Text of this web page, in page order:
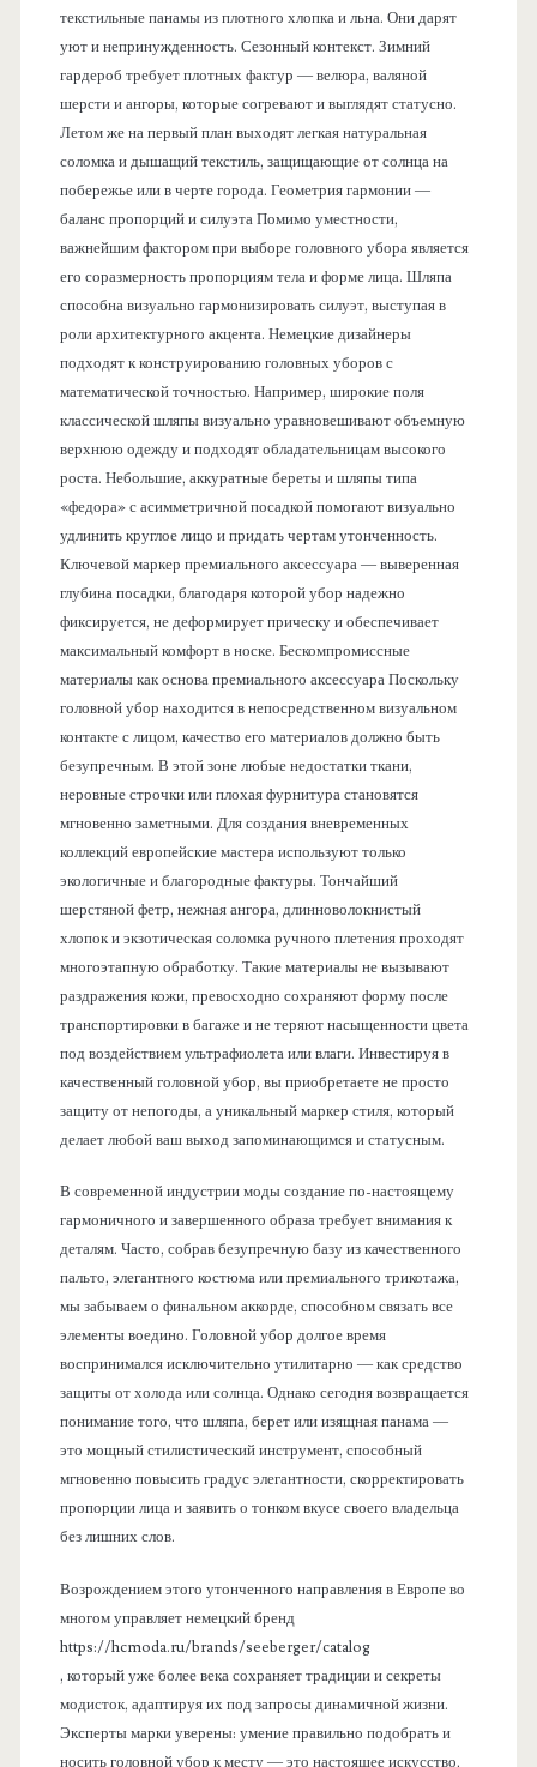
текстильные панамы из плотного хлопка и льна. Они дарят
уют и непринужденность. Сезонный контекст. Зимний
гардероб требует плотных фактур — велюра, валяной
шерсти и ангоры, которые согревают и выглядят статусно.
Летом же на первый план выходят легкая натуральная
соломка и дышащий текстиль, защищающие от солнца на
побережье или в черте города. Геометрия гармонии —
баланс пропорций и силуэта Помимо уместности,
важнейшим фактором при выборе головного убора является
его соразмерность пропорциям тела и форме лица. Шляпа
способна визуально гармонизировать силуэт, выступая в
роли архитектурного акцента. Немецкие дизайнеры
подходят к конструированию головных уборов с
математической точностью. Например, широкие поля
классической шляпы визуально уравновешивают объемную
верхнюю одежду и подходят обладательницам высокого
роста. Небольшие, аккуратные береты и шляпы типа
«федора» с асимметричной посадкой помогают визуально
удлинить круглое лицо и придать чертам утонченность.
Ключевой маркер премиального аксессуара — выверенная
глубина посадки, благодаря которой убор надежно
фиксируется, не деформирует прическу и обеспечивает
максимальный комфорт в носке. Бескомпромиссные
материалы как основа премиального аксессуара Поскольку
головной убор находится в непосредственном визуальном
контакте с лицом, качество его материалов должно быть
безупречным. В этой зоне любые недостатки ткани,
неровные строчки или плохая фурнитура становятся
мгновенно заметными. Для создания вневременных
коллекций европейские мастера используют только
экологичные и благородные фактуры. Тончайший
шерстяной фетр, нежная ангора, длинноволокнистый
хлопок и экзотическая соломка ручного плетения проходят
многоэтапную обработку. Такие материалы не вызывают
раздражения кожи, превосходно сохраняют форму после
транспортировки в багаже и не теряют насыщенности цвета
под воздействием ультрафиолета или влаги. Инвестируя в
качественный головной убор, вы приобретаете не просто
защиту от непогоды, а уникальный маркер стиля, который
делает любой ваш выход запоминающимся и статусным.
В современной индустрии моды создание по-настоящему
гармоничного и завершенного образа требует внимания к
деталям. Часто, собрав безупречную базу из качественного
пальто, элегантного костюма или премиального трикотажа,
мы забываем о финальном аккорде, способном связать все
элементы воедино. Головной убор долгое время
воспринимался исключительно утилитарно — как средство
защиты от холода или солнца. Однако сегодня возвращается
понимание того, что шляпа, берет или изящная панама —
это мощный стилистический инструмент, способный
мгновенно повысить градус элегантности, скорректировать
пропорции лица и заявить о тонком вкусе своего владельца
без лишних слов.
Возрождением этого утонченного направления в Европе во
многом управляет немецкий бренд
https://hcmoda.ru/brands/seeberger/catalog
, который уже более века сохраняет традиции и секреты
модисток, адаптируя их под запросы динамичной жизни.
Эксперты марки уверены: умение правильно подобрать и
носить головной убор к месту — это настоящее искусство,